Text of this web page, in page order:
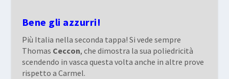
Bene gli azzurri!
Più Italia nella seconda tappa! Si vede sempre
Thomas Ceccon, che dimostra la sua poliedricità
scendendo in vasca questa volta anche in altre prove
rispetto a Carmel.